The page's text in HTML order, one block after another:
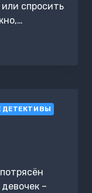
спросить
ДЕТЕКТИВЫ
–